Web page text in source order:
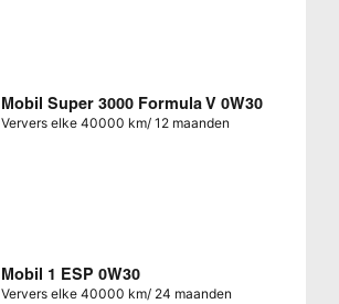
Mobil Super 3000 Formula V 0W30
Ververs elke 40000 km/ 12 maanden
Mobil 1 ESP 0W30
Ververs elke 40000 km/ 24 maanden